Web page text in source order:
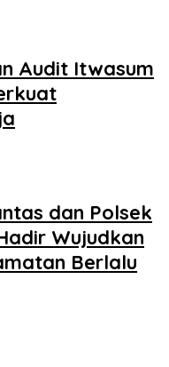
Audit Itwasum
dan Polsek
Wujudkan
Berlalu